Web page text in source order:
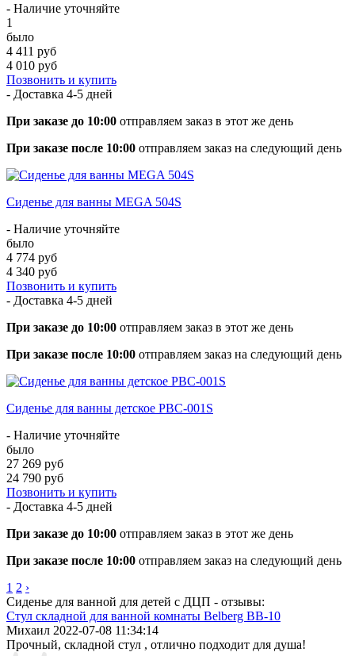
- Наличие уточняйте
1
было
4 411 руб
4 010 руб
Позвонить и купить
- Доставка 4-5 дней
При заказе до 10:00 отправляем заказ в этот же день
При заказе после 10:00 отправляем заказ на следующий день
Сиденье для ванны MEGA 504S
- Наличие уточняйте
было
4 774 руб
4 340 руб
Позвонить и купить
- Доставка 4-5 дней
При заказе до 10:00 отправляем заказ в этот же день
При заказе после 10:00 отправляем заказ на следующий день
Сиденье для ванны детское PBC-001S
- Наличие уточняйте
было
27 269 руб
24 790 руб
Позвонить и купить
- Доставка 4-5 дней
При заказе до 10:00 отправляем заказ в этот же день
При заказе после 10:00 отправляем заказ на следующий день
1 2 ›
Сиденье для ванной для детей с ДЦП - отзывы:
Стул складной для ванной комнаты Belberg BB-10
Михаил 2022-07-08 11:34:14
Прочный, складной стул , отлично подходит для душа!